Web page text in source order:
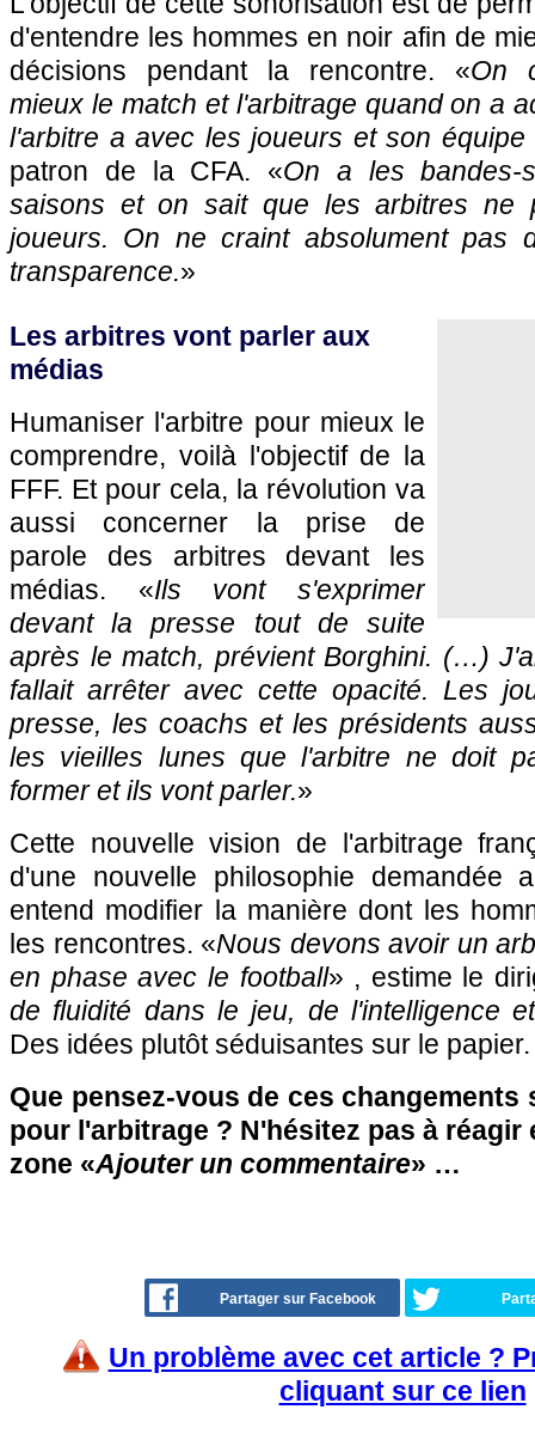
d'entendre les hommes en noir afin de
décisions pendant la rencontre. «On
mieux le match et l'arbitrage quand on a
l'arbitre a avec les joueurs et son équipe
patron de la CFA. «On a les bandes-
saisons et on sait que les arbitres ne
joueurs. On ne craint absolument pas
transparence.»
Les arbitres vont parler aux
médias
Humaniser l'arbitre pour mieux le
comprendre, voilà l'objectif de la
FFF. Et pour cela, la révolution va
aussi concerner la prise de
parole des arbitres devant les
médias. «Ils vont s'exprimer
devant la presse tout de suite
après le match, prévient Borghini. (…)
fallait arrêter avec cette opacité. Les
presse, les coachs et les présidents
les vieilles lunes que l'arbitre ne doit
former et ils vont parler.»
Cette nouvelle vision de l'arbitrage
d'une nouvelle philosophie demandée
entend modifier la manière dont les
les rencontres. «Nous devons avoir un
en phase avec le football» , estime le
de fluidité dans le jeu, de l'intelligence
Des idées plutôt séduisantes sur le papier.
Que pensez-vous de ces changements
pour l'arbitrage ? N'hésitez pas à réagir
zone «Ajouter un commentaire» …
Partager sur Facebook
Un problème avec cet article ?
cliquant sur ce lien